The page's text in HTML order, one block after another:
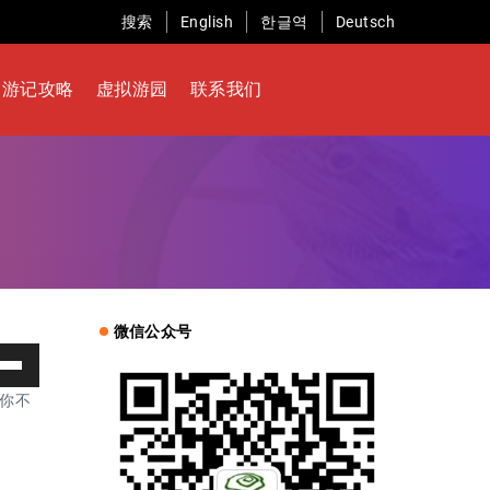
搜索 English 한글역 Deutsch
游记攻略 虚拟游园 联系我们
不
微信公众号